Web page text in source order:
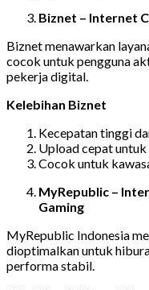
Biznet – Internet
Biznet menawarkan
cocok untuk pengguna
pekerja digital.
Kelebihan Biznet
Kecepatan tinggi
Upload cepat
Cocok untuk
MyRepublic –
Gaming
MyRepublic Indonesia
dioptimalkan untuk
performa stabil.